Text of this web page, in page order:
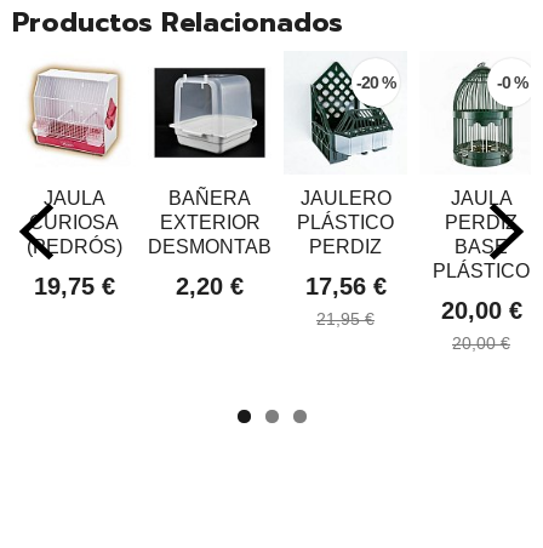
Productos Relacionados
JAULA
CURIOSA
(PEDRÓS)
19,75 €
BAÑERA
EXTERIOR
DESMONTABLE
2,20 €
-20 %
JAULERO
PLÁSTICO
PERDIZ
17,56 €
21,95 €
-0 %
JAULA
PERDIZ
BASE
PLÁSTICO
20,00 €
20,00 €